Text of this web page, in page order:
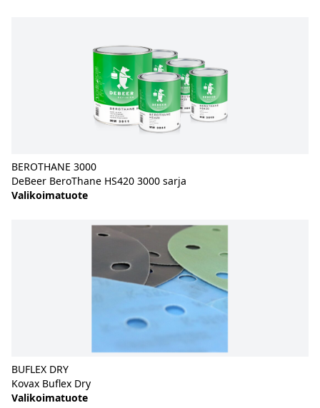
BEROTHANE 3000
DeBeer BeroThane HS420 3000 sarja
Valikoimatuote
BUFLEX DRY
Kovax Buflex Dry
Valikoimatuote